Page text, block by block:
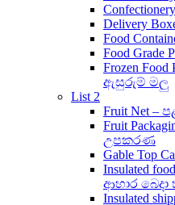
Delivery
Food
Food
Frozen
ඇසුරුම් මලු
List 2
Fruit Net –
Fruit
උපකරණ
Gable Top
Insulated
ආහාර බෙදා
Insulated